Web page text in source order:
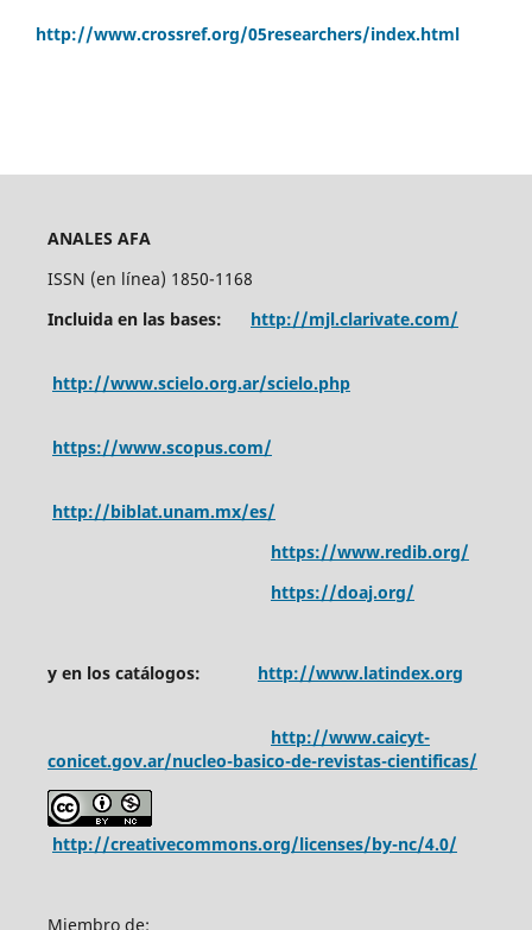
http://www.crossref.org/05researchers/index.html
ANALES AFA
ISSN (en línea) 1850-1168
Incluida en las bases: http://mjl.clarivate.com/
http://www.scielo.org.ar/scielo.php
https://www.scopus.com/
http://biblat.unam.mx/es/
https://www.redib.org/
https://doaj.org/
y en los catálogos: http://www.latindex.org
http://www.caicyt-
conicet.gov.ar/nucleo-basico-de-revistas-cientificas/
http://creativecommons.org/licenses/by-nc/4.0/
Miembro de: